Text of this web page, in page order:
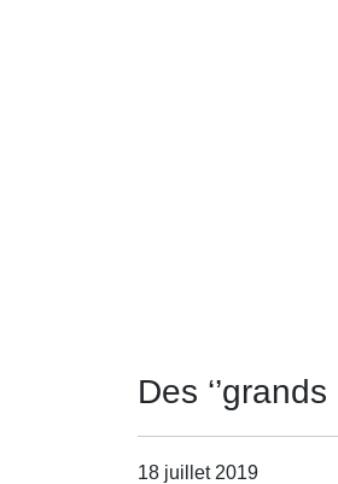
Des
18 juillet 2019